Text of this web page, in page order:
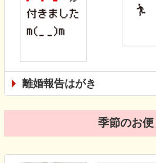
離婚報告はがき
季節のお便